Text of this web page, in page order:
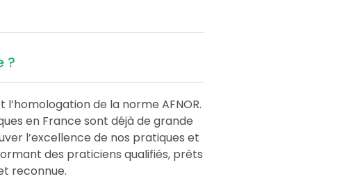
?
de la norme AFNOR.
en France sont déjà de grande
l’excellence de nos pratiques et
des praticiens qualifiés, prêts
reconnue.